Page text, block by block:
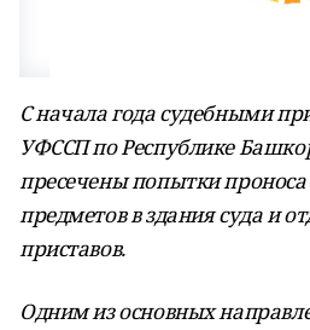
С начала года судебными
УФССП по Республике
пресечены попытки
предметов в здания суда и
приставов.
Одним из основных